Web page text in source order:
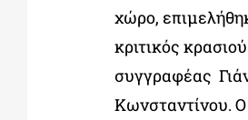
χώρο,
κριτικός
συγγραφέας
Κωνσταντίνου. Ο